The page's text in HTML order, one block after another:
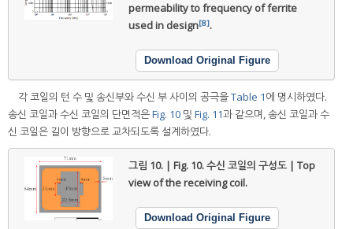
permeability to frequency of ferrite
used in design[8].
Download Original Figure
각 코일의 턴 수 및 송신부와 수신 부 사이의 공극을Table 1에 명시하였다.
송신 코일과 수신 코일의 단면적은Fig. 10 및 Fig. 11과 같으며, 송신 코일과 수
신 코일은 길이 방향으로 교차되도록 설계하였다.
그림 10. | Fig. 10.수신 코일의 구성도 | Top
view of the receiving coil.
Download Original Figure